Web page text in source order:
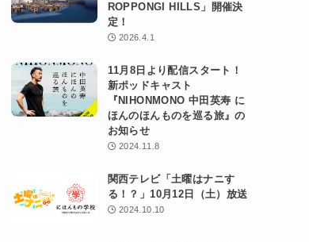
ROPPONGI HILLS」開催決
定！
2026.4.1
11月8日より配信スタート！
新ポッドキャスト
『NIHONMONO 中田英寿 に
ほんのほんものを巡る旅』の
お知らせ
2024.11.8
関西テレビ「土曜はナニす
る！？」10月12日（土）放送
2024.10.10